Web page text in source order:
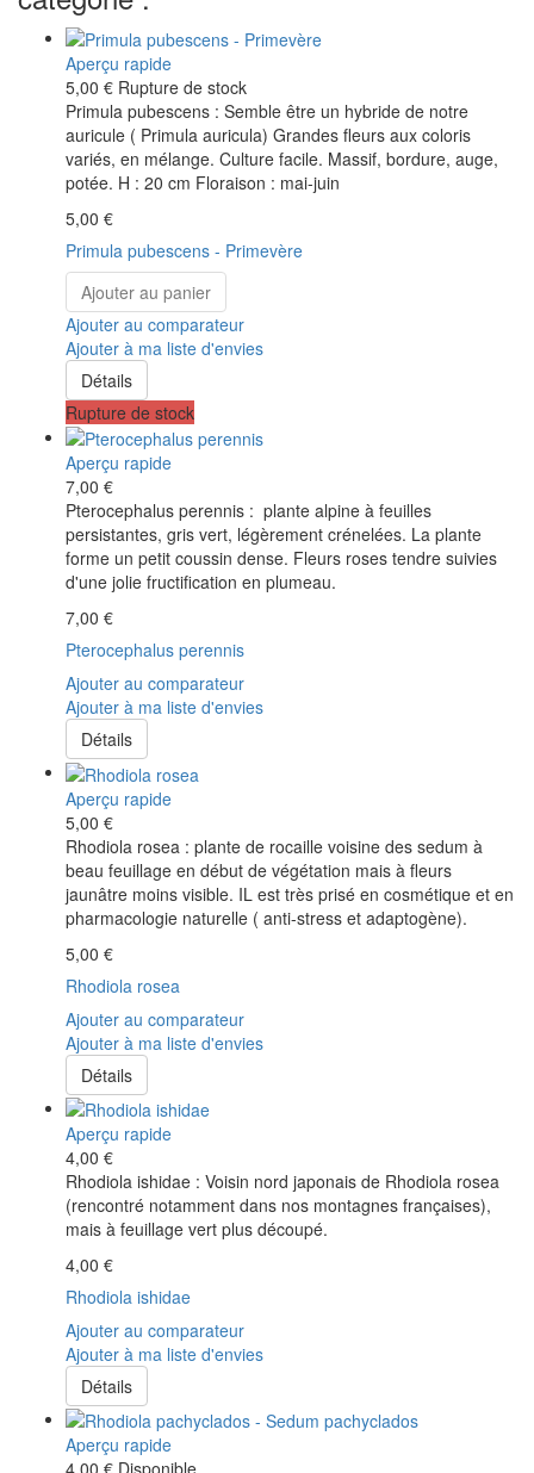
Aperçu rapide
5,00 € Rupture de stock
Primula pubescens : Semble être un hybride de notre
auricule ( Primula auricula) Grandes fleurs aux coloris
variés, en mélange. Culture facile. Massif, bordure, auge,
potée. H : 20 cm Floraison : mai-juin
5,00 €
Primula pubescens - Primevère
Ajouter au panier
Ajouter au comparateur
Ajouter à ma liste d'envies
Détails
Rupture de stock
Aperçu rapide
7,00 €
Pterocephalus perennis : plante alpine à feuilles
persistantes, gris vert, légèrement crénelées. La plante
forme un petit coussin dense. Fleurs roses tendre suivies
d'une jolie fructification en plumeau.
7,00 €
Pterocephalus perennis
Ajouter au comparateur
Ajouter à ma liste d'envies
Détails
Aperçu rapide
5,00 €
Rhodiola rosea : plante de rocaille voisine des sedum à
beau feuillage en début de végétation mais à fleurs
jaunâtre moins visible. IL est très prisé en cosmétique et en
pharmacologie naturelle ( anti-stress et adaptogène).
5,00 €
Rhodiola rosea
Ajouter au comparateur
Ajouter à ma liste d'envies
Détails
Aperçu rapide
4,00 €
Rhodiola ishidae : Voisin nord japonais de Rhodiola rosea
(rencontré notamment dans nos montagnes françaises),
mais à feuillage vert plus découpé.
4,00 €
Rhodiola ishidae
Ajouter au comparateur
Ajouter à ma liste d'envies
Détails
Aperçu rapide